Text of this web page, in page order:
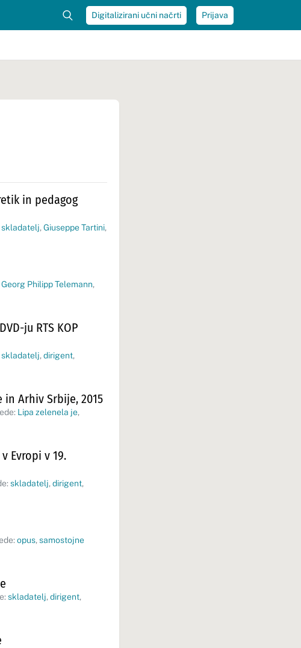
Digitalizirani učni načrti Prijava
in pedagog
skladatelj, Giuseppe Tartini,
Georg Philipp Telemann,
ju RTS KOP
skladatelj, dirigent,
in Arhiv Srbije, 2015
Lipa zelenela je,
Evropi v 19.
skladatelj, dirigent,
opus, samostojne
skladatelj, dirigent,